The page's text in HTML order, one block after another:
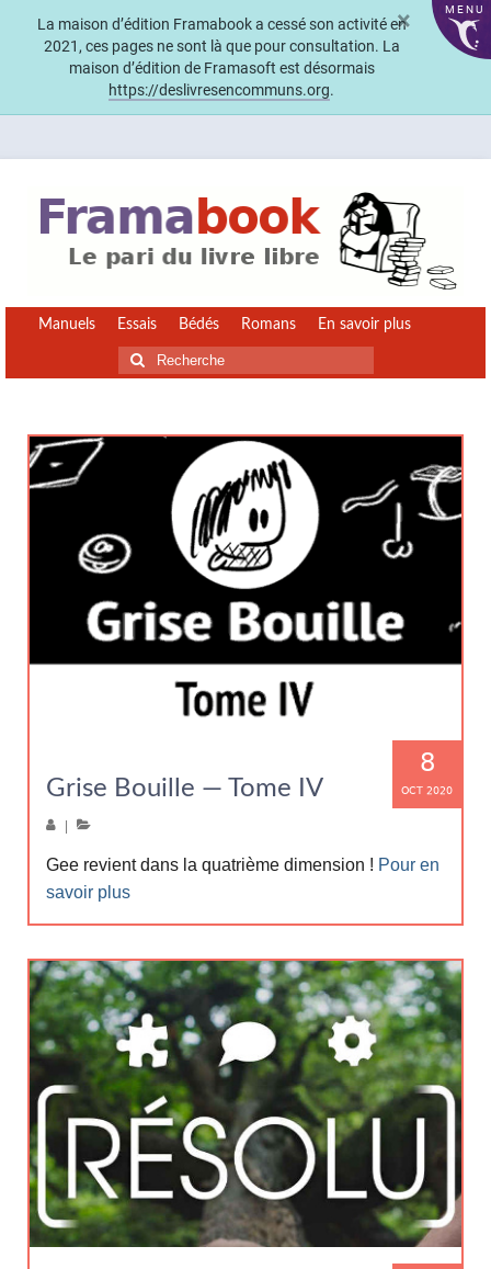
×
La maison d’édition Framabook a cessé son activité en
2021, ces pages ne sont là que pour consultation. La
maison d’édition de Framasoft est désormais
https://deslivresencommuns.org.
MENU
Manuels Essais Bédés Romans En savoir plus
Rechercher
:
8
OCT 2020
Grise Bouille — Tome IV
Gee revient dans la quatrième dimension ! Pour en
savoir plus